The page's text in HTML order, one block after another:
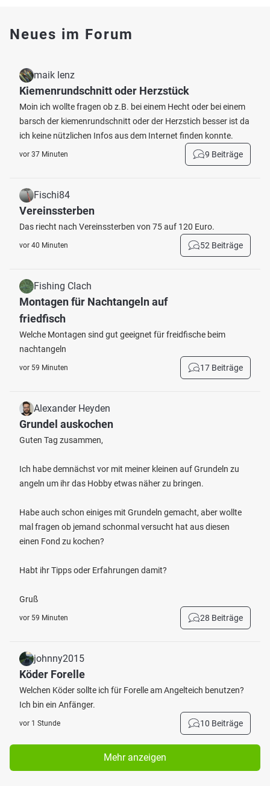
Neues im Forum
maik lenz
Kiemenrundschnitt oder Herzstück
Moin ich wollte fragen ob z.B. bei einem Hecht oder bei einem
barsch der kiemenrundschnitt oder der Herzstich besser ist da
ich keine nützlichen Infos aus dem Internet finden konnte.
vor 37 Minuten 9 Beiträge
Fischi84
Vereinssterben
Das riecht nach Vereinssterben von 75 auf 120 Euro.
vor 40 Minuten 52 Beiträge
Fishing Clach
Montagen für Nachtangeln auf
friedfisch
Welche Montagen sind gut geeignet für freidfische beim
nachtangeln
vor 59 Minuten 17 Beiträge
Alexander Heyden
Grundel auskochen
Guten Tag zusammen,
Ich habe demnächst vor mit meiner kleinen auf Grundeln zu
angeln um ihr das Hobby etwas näher zu bringen.
Habe auch schon einiges mit Grundeln gemacht, aber wollte
mal fragen ob jemand schonmal versucht hat aus diesen
einen Fond zu kochen?
Habt ihr Tipps oder Erfahrungen damit?
Gruß
vor 59 Minuten 28 Beiträge
johnny2015
Köder Forelle
Welchen Köder sollte ich für Forelle am Angelteich benutzen?
Ich bin ein Anfänger.
vor 1 Stunde 10 Beiträge
Mehr anzeigen